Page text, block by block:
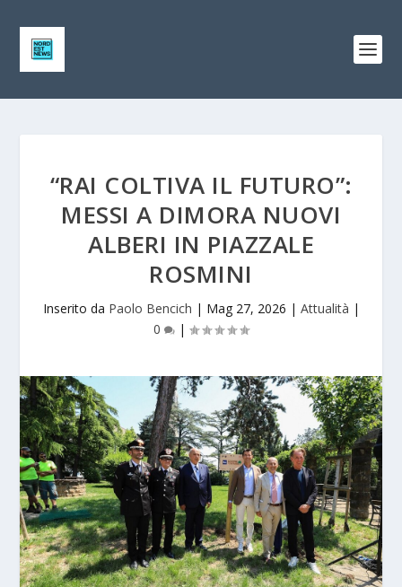
“RAI COLTIVA IL FUTURO”:
MESSI A DIMORA NUOVI
ALBERI IN PIAZZALE
ROSMINI
Inserito da Paolo Bencich | Mag 27, 2026 | Attualità |
0
|